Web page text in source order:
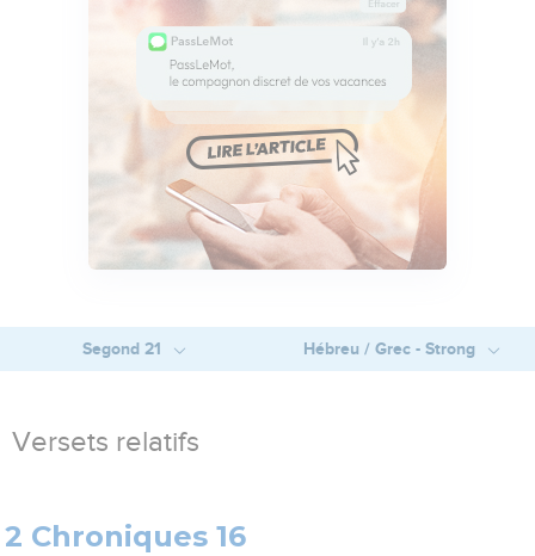
Segond 21 Hébreu / Grec - Strong
Versets relatifs
2 Chroniques 16